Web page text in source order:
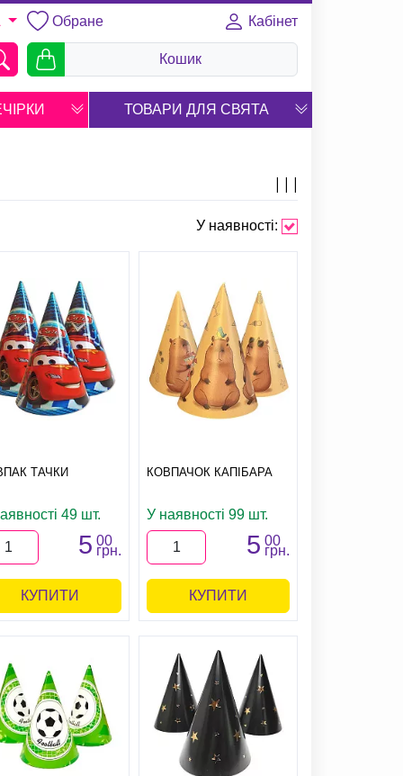
Обране Кабінет
Кошик
ТОВАРИ ДЛЯ СВЯТА
У наявності:
ТАЧКИ
49 шт.
5 00
грн.
КУПИТИ
КОВПАЧОК КАПІБАРА
У наявності 99 шт.
5 00
грн.
КУПИТИ